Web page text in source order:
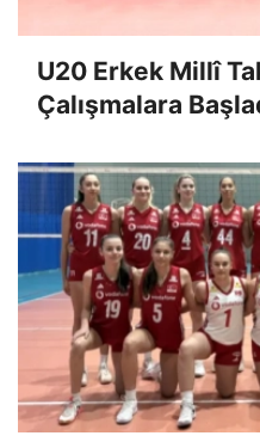
U20 Erkek Millî
Çalışmalara